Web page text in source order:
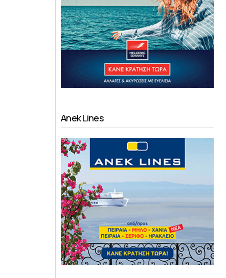
Anek Lines